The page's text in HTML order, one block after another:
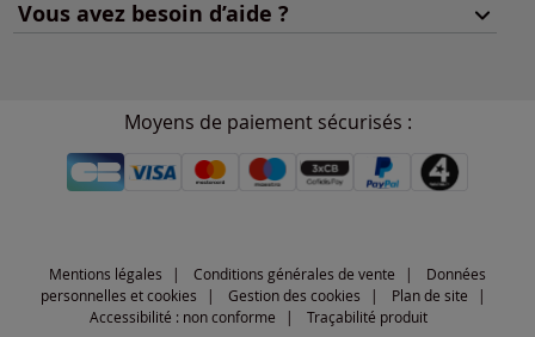
Vous avez besoin d’aide ?
Moyens de paiement sécurisés :
Mentions légales Conditions générales de vente
Données
personnelles et cookies
Gestion des cookies
Plan de site
Accessibilité : non conforme
Traçabilité produit